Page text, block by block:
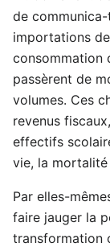
de
importations
consommation
passèrent de
volumes. Ces
revenus
effectifs
vie, la
Par elles-
faire jauger la
transformation